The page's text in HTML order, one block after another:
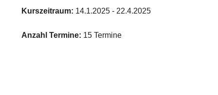
Kurszeitraum: 14.1.2025 - 22.4.2025
Anzahl Termine: 15 Termine